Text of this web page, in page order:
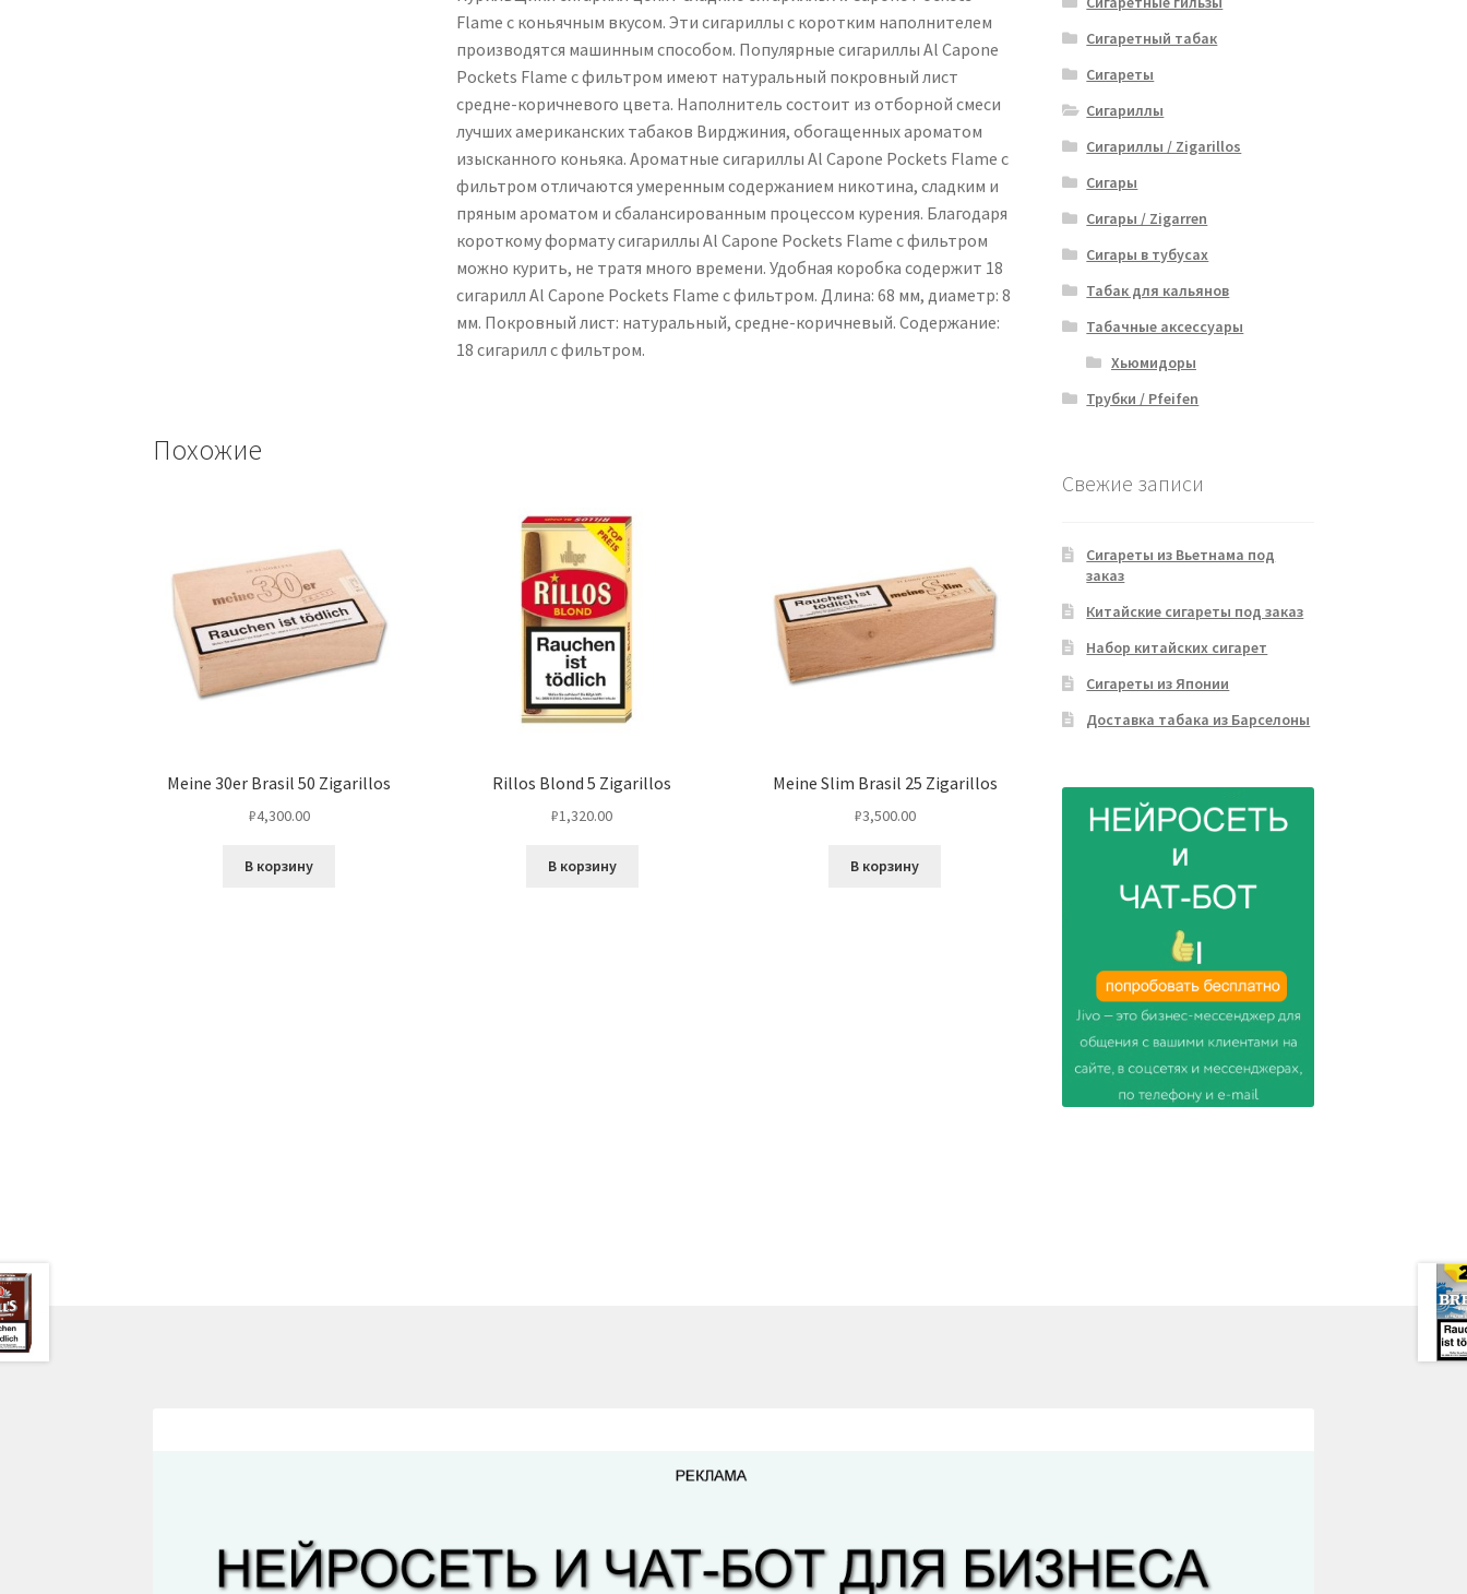
Flame с коньячным вкусом. Эти сигариллы с коротким наполнителем
производятся машинным способом. Популярные сигариллы Al Capone
Pockets Flame с фильтром имеют натуральный покровный лист
средне-коричневого цвета. Наполнитель состоит из отборной смеси
лучших американских табаков Вирджиния, обогащенных ароматом
изысканного коньяка. Ароматные сигариллы Al Capone Pockets Flame с
фильтром отличаются умеренным содержанием никотина, сладким и
пряным ароматом и сбалансированным процессом курения. Благодаря
короткому формату сигариллы Al Capone Pockets Flame с фильтром
можно курить, не тратя много времени. Удобная коробка содержит 18
сигарилл Al Capone Pockets Flame с фильтром. Длина: 68 мм, диаметр: 8
мм. Покровный лист: натуральный, средне-коричневый. Содержание:
18 сигарилл с фильтром.
Похожие
Meine 30er Brasil 50 Zigarillos
₽4,300.00
В корзину
Rillos Blond 5 Zigarillos
₽1,320.00
В корзину
Meine Slim Brasil 25 Zigarillos
₽3,500.00
В корзину
Сигаретный табак
Сигареты
Сигариллы
Сигариллы / Zigarillos
Сигары
Сигары / Zigarren
Сигары в тубусах
Табак для кальянов
Табачные аксессуары
Хьюмидоры
Трубки / Pfeifen
Свежие записи
Сигареты из Вьетнама под
заказ
Китайские сигареты под заказ
Набор китайских сигарет
Сигареты из Японии
Доставка табака из Барселоны